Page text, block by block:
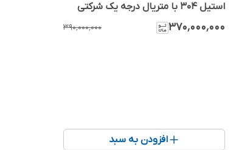
استیل ۳۰۴ با متریال درجه یک شرکتی
۳۷۰٬۰۰۰٬۰۰۰ ۳۹۰٬۰۰۰٬۰۰۰
افزودن به سبد